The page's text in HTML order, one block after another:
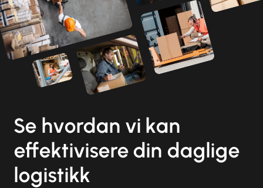
Se hvordan vi kan
effektivisere din daglige
logistikk